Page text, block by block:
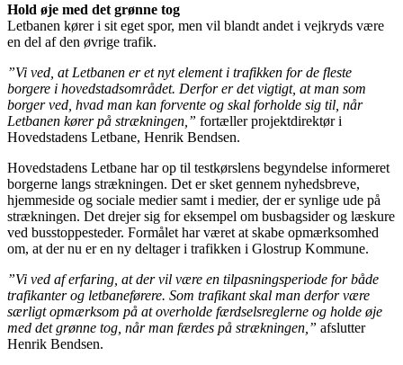
Hold øje med det grønne tog
Letbanen kører i sit eget spor, men vil blandt andet i vejkryds være
en del af den øvrige trafik.
”Vi ved, at Letbanen er et nyt element i trafikken for de fleste
borgere i hovedstadsområdet. Derfor er det vigtigt, at man som
borger ved, hvad man kan forvente og skal forholde sig til, når
Letbanen kører på strækningen,” fortæller projektdirektør i
Hovedstadens Letbane, Henrik Bendsen.
Hovedstadens Letbane har op til testkørslens begyndelse informeret
borgerne langs strækningen. Det er sket gennem nyhedsbreve,
hjemmeside og sociale medier samt i medier, der er synlige ude på
strækningen. Det drejer sig for eksempel om busbagsider og læskure
ved busstoppesteder. Formålet har været at skabe opmærksomhed
om, at der nu er en ny deltager i trafikken i Glostrup Kommune.
”Vi ved af erfaring, at der vil være en tilpasningsperiode for både
trafikanter og letbaneførere. Som trafikant skal man derfor være
særligt opmærksom på at overholde færdselsreglerne og holde øje
med det grønne tog, når man færdes på strækningen,” afslutter
Henrik Bendsen.